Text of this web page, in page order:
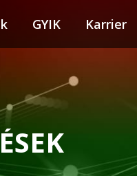
GYIK Karrier
GYIK Karrier